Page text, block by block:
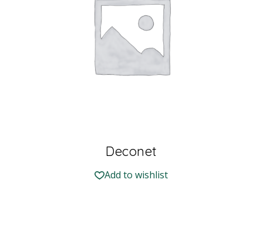
Deconet
Add to wishlist